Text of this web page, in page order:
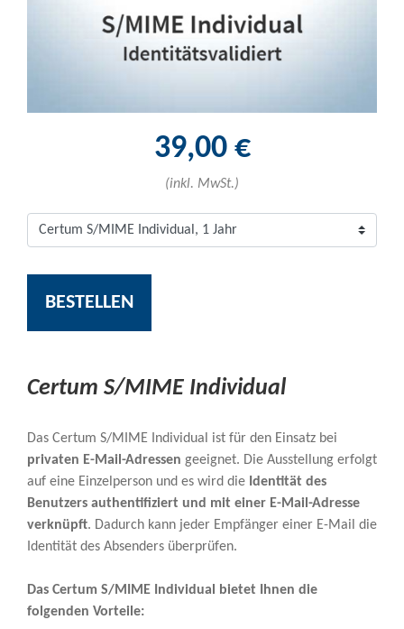
39,00 €
(inkl. MwSt.)
BESTELLEN
Certum S/MIME Individual
Das Certum S/MIME Individual ist für den Einsatz bei
privaten E-Mail-Adressen geeignet. Die Ausstellung erfolgt
auf eine Einzelperson und es wird die Identität des
Benutzers authentifiziert und mit einer E-Mail-Adresse
verknüpft. Dadurch kann jeder Empfänger einer E-Mail die
Identität des Absenders überprüfen.
Das Certum S/MIME Individual bietet Ihnen die
folgenden Vorteile: